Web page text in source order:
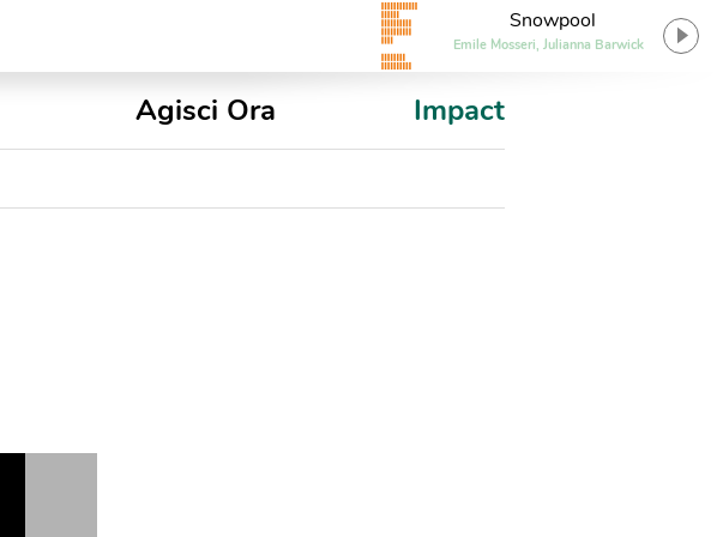
Snowpool
Emile Mosseri, Julianna Barwick
Agisci Ora Impact